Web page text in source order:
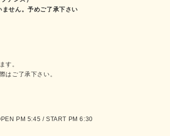
せん。予めご了承下さい
す。
はご了承下さい。
PM 5:45 / START PM 6:30